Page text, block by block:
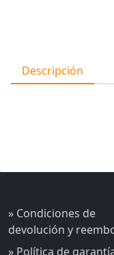
Descripción
» Condiciones de
devolución y
» Política de